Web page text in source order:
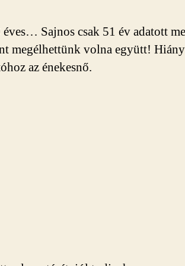
éves… Sajnos csak 51 év adatott
megélhettünk volna együtt!
az énekesnő.